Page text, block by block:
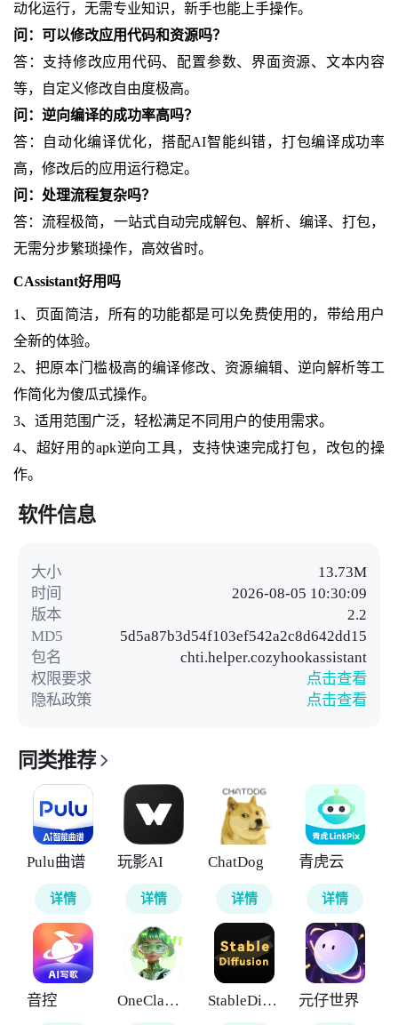
动化运行，无需专业知识，新手也能上手操作。
问：可以修改应用代码和资源吗？
答：支持修改应用代码、配置参数、界面资源、文本内容
等，自定义修改自由度极高。
问：逆向编译的成功率高吗？
答：自动化编译优化，搭配AI智能纠错，打包编译成功率
高，修改后的应用运行稳定。
问：处理流程复杂吗？
答：流程极简，一站式自动完成解包、解析、编译、打包，
无需分步繁琐操作，高效省时。
CAssistant好用吗
1、页面简洁，所有的功能都是可以免费使用的，带给用户
全新的体验。
2、把原本门槛极高的编译修改、资源编辑、逆向解析等工
作简化为傻瓜式操作。
3、适用范围广泛，轻松满足不同用户的使用需求。
4、超好用的apk逆向工具，支持快速完成打包，改包的操
作。
软件信息
大小
13.73M
时间
2026-08-05 10:30:09
版本
2.2
MD5
5d5a87b3d54f103ef542a2c8d642dd15
包名
chti.helper.cozyhookassistant
权限要求
点击查看
隐私政策
点击查看
同类推荐
Pulu曲谱
详情
玩影AI
详情
ChatDog
详情
青虎云
详情
音控 OneClaw智能助手 StableDiffusion 元仔世界